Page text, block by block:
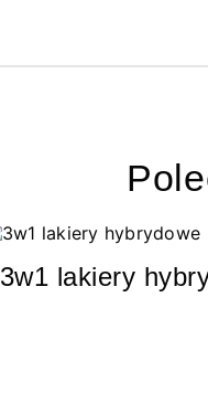
3w1 lakiery